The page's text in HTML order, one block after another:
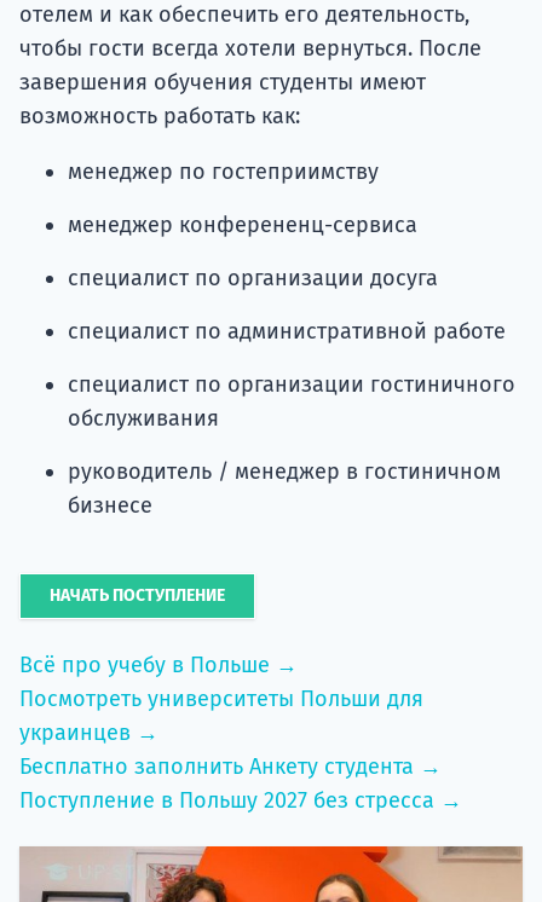
отелем и как обеспечить его деятельность,
чтобы гости всегда хотели вернуться. После
завершения обучения студенты имеют
возможность работать как:
менеджер по гостеприимству
менеджер конферененц-сервиса
специалист по организации досуга
специалист по административной работе
специалист по организации гостиничного
обслуживания
руководитель / менеджер в гостиничном
бизнесе
НАЧАТЬ ПОСТУПЛЕНИЕ
Всё про учебу в Польше →
Посмотреть университеты Польши для
украинцев →
Бесплатно заполнить Анкету студента →
Поступление в Польшу 2027 без стресса →